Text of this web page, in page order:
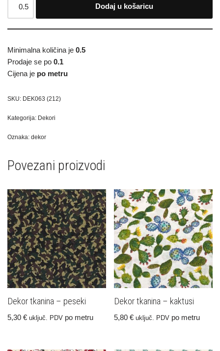
Dodaj u košaricu
Minimalna količina je 0.5
Prodaje se po 0.1
Cijena je po metru
SKU: DEK063 (212)
Kategorija: Dekori
Oznaka: dekor
Povezani proizvodi
Dekor tkanina – peseki
5,30 € uključ. PDV po metru
Dekor tkanina – kaktusi
5,80€ uključ. PDV po metru